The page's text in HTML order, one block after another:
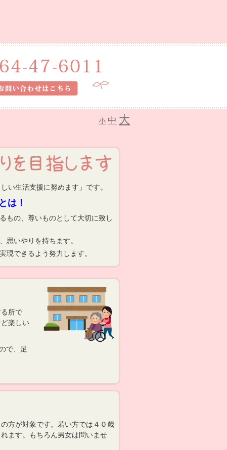
小 中 大
い生活支援に努めます」です。
は！
もの、尊いものとして大切に致し
思いやりを持ちます。
現できるよう努力します。
所で
楽しい
で、足
方が対象です。若い方では４０歳
ます。もちろん男女は問いませ